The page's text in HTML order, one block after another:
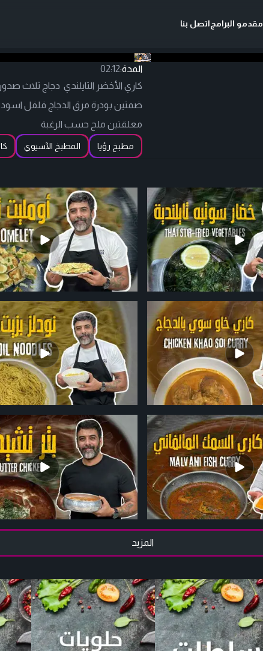
مقدمو البرامجاتصل بنا
المدة:02:12
ضمتين بودرة مرق الدجاج فلفل
معلقتين ملح حسب الرغبة
مطبخ رؤيا المطبخ الآسيوي
المزيد